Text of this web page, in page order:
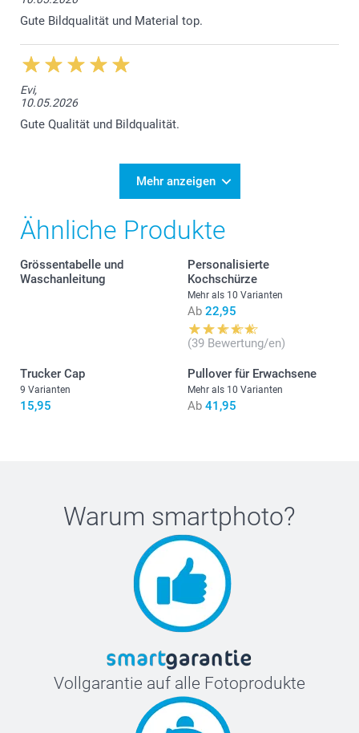
71,5 cm
19 cm
73 cm
55 cm
19 cm
58,5 cm
19,5 cm
XXL
77,2 cm
61,5 cm
20 cm
Gute Bildqualität und Material top.
Evi,
10.05.2026
Gute Qualität und Bildqualität.
Mehr anzeigen
Ähnliche Produkte
Grössentabelle und
Waschanleitung
Personalisierte
Kochschürze
Mehr als 10 Varianten
Ab 22,95
(39 Bewertung/en)
Trucker Cap
9 Varianten
15,95
Pullover für Erwachsene
Mehr als 10 Varianten
Ab 41,95
Warum smartphoto?
Vollgarantie auf alle Fotoprodukte